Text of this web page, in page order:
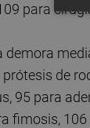
para
demora
de
95 para
fimosis,